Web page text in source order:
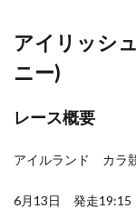
アイリッシ
ニー)
レース概要
アイルランド カラ
6月13日 発走19:15